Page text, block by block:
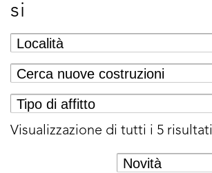
si
Visualizzazione di tutti i 5 risultati